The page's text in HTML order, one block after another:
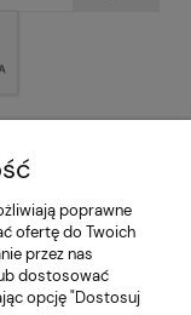
poprawne
ofertę do Twoich
przez nas
dostosować
opcję "Dostosuj